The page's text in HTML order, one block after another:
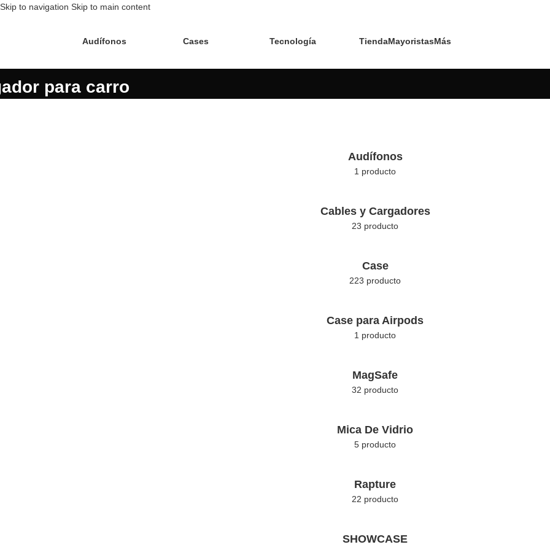
Skip to navigation Skip to main content
Audífonos Cases Tecnología TiendaMayoristasMás
para carro
Audífonos
1 producto
Cables y Cargadores
23 producto
Case
223 producto
Case para Airpods
1 producto
MagSafe
32 producto
Mica De Vidrio
5 producto
Rapture
22 producto
SHOWCASE